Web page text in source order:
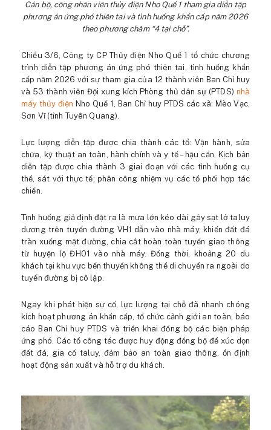
Cán bộ, công nhân viên thủy điện Nho Quế 1 tham gia diễn tập
phương án ứng phó thiên tai và tình huống khẩn cấp năm 2026
theo phương châm “4 tại chỗ”.
Chiều 3/6, Công ty CP Thủy điện Nho Quế 1 tổ chức chương
trình diễn tập phương án ứng phó thiên tai, tình huống khẩn
cấp năm 2026 với sự tham gia của 12 thành viên Ban Chỉ huy
và 53 thành viên Đội xung kích Phòng thủ dân sự (PTDS) nhà
máy thủy điện Nho Quế 1, Ban Chỉ huy PTDS các xã: Mèo Vạc,
Sơn Vĩ (tỉnh Tuyên Quang).
Lực lượng diễn tập được chia thành các tổ: Vận hành, sửa
chữa, kỹ thuật an toàn, hành chính và y tế – hậu cần. Kịch bản
diễn tập được chia thành 3 giai đoạn với các tình huống cụ
thể, sát với thực tế; phân công nhiệm vụ các tổ phối hợp tác
chiến.
Tình huống giả định đặt ra là mưa lớn kéo dài gây sạt lở taluy
dương trên tuyến đường VH1 dẫn vào nhà máy, khiến đất đá
tràn xuống mặt đường, chia cắt hoàn toàn tuyến giao thông
từ huyện lộ ĐH01 vào nhà máy. Đồng thời, khoảng 20 du
khách tại khu vực bến thuyền không thể di chuyển ra ngoài do
tuyến đường bị cô lập.
Ngay khi phát hiện sự cố, lực lượng tại chỗ đã nhanh chóng
kích hoạt phương án khẩn cấp, tổ chức cảnh giới an toàn, báo
cáo Ban Chỉ huy PTDS và triển khai đồng bộ các biện pháp
ứng phó. Các tổ công tác được huy động đồng bộ để xúc dọn
đất đá, gia cố taluy, đảm bảo an toàn giao thông, ổn định
hoạt động sản xuất và hỗ trợ du khách.